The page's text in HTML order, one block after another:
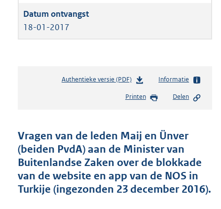
18-01-2017
Authentieke versie (PDF)b
s
d
s
g
r
o
o
Informatie
Printen Delen
Vragen van de leden Maij en Ünver
(beiden PvdA) aan de Minister van
Buitenlandse Zaken over de blokkade
van de website en app van de NOS in
Turkije (ingezonden 23 december 2016).